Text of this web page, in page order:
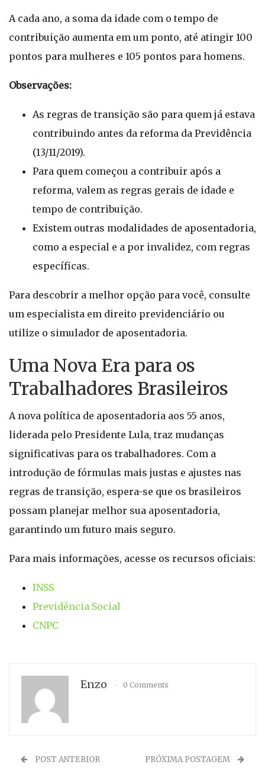
A cada ano, a soma da idade com o tempo de
contribuição aumenta em um ponto, até atingir 100
pontos para mulheres e 105 pontos para homens.
Observações:
As regras de transição são para quem já estava
contribuindo antes da reforma da Previdência
(13/11/2019).
Para quem começou a contribuir após a
reforma, valem as regras gerais de idade e
tempo de contribuição.
Existem outras modalidades de aposentadoria,
como a especial e a por invalidez, com regras
específicas.
Para descobrir a melhor opção para você, consulte
um especialista em direito previdenciário ou
utilize o simulador de aposentadoria.
Uma Nova Era para os
Trabalhadores Brasileiros
A nova política de aposentadoria aos 55 anos,
liderada pelo Presidente Lula, traz mudanças
significativas para os trabalhadores. Com a
introdução de fórmulas mais justas e ajustes nas
regras de transição, espera-se que os brasileiros
possam planejar melhor sua aposentadoria,
garantindo um futuro mais seguro.
Para mais informações, acesse os recursos oficiais:
INSS
Previdência Social
CNPC
Enzo 0 Comments
POST ANTERIOR PRÓXIMA POSTAGEM